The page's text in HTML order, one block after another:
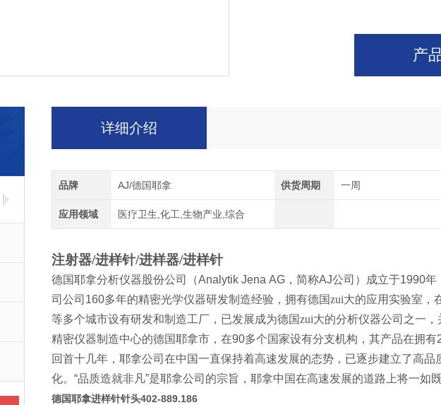
产
详细介绍
品牌 AJ/德国耶拿 供货周期 一周
应用领域 医疗卫生,化工,生物产业,综合
注射器/进样针/进样器/进样针
德国耶拿分析仪器股份公司（Analytik Jena AG，简称AJ公司）成立于1990年
司公司 160多年的精密光学仪器研发制造经验，拥有德国zui大的应用实验室，
等多个城市设有研发和制造工厂，已发展成为德国zui大的分析仪器公司之一
精密仪器制造中心的德国耶拿市，在90多个国家设有分支机构，其产品在拥有
回首十几年，耶拿公司在中国一直保持着高速发展的态势，已逐步建立了高
化。 “品质造就非凡”是耶拿公司的宗旨，耶拿中国在高速发展的道路上将一如
德国耶拿进样针针头402-889.186